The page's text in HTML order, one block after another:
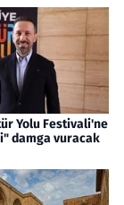
Yolu Festivali'ne
damga vuracak